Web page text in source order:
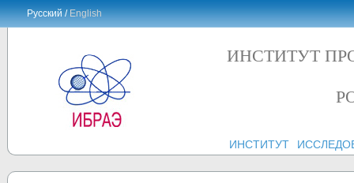
Русский /English
ИНСТИТУТ
ИНСТИТУТ